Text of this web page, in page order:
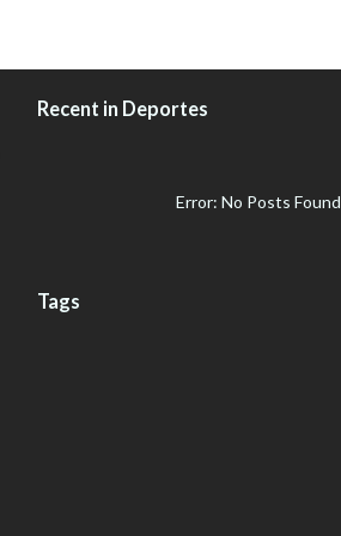
Recent in Deportes
Error: No Posts Found
Tags